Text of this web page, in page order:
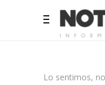
Lo sentimos,